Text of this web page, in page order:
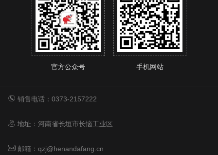
官方公众号 手机网站
销售电话：0373-2157222
地址：河南省长垣市长恼工业区
邮箱：qzj@henandafang.cn